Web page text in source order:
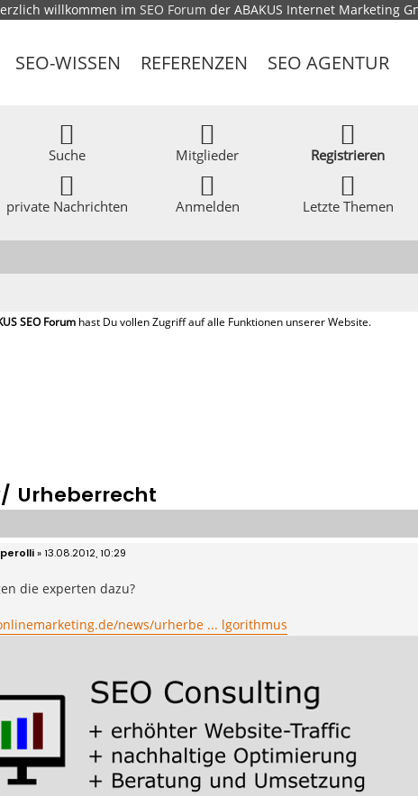
willkommen im SEO Forum der ABAKUS Internet Marketing
SEO-WISSEN REFERENZEN SEO AGENTUR
Suche
private Nachrichten
Mitglieder
Anmelden
Registrieren
Letzte Themen
Urheberrecht
» 13.08.2012, 10:29
die experten dazu?
news/urherbe ... lgorithmus